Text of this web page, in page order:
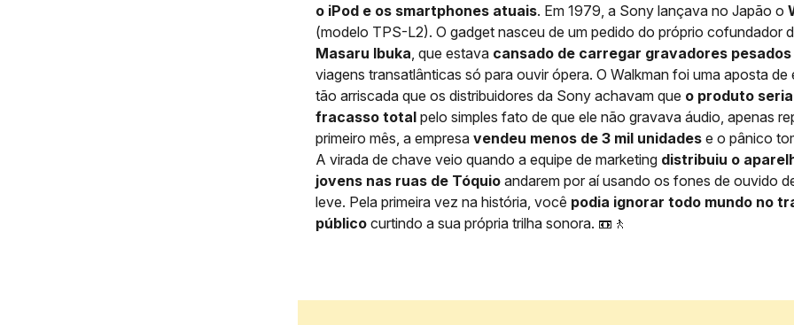
o iPod e os smartphones atuais. Em 1979, a Sony lançava no Japão o
(modelo TPS-L2). O gadget nasceu de um pedido do próprio cofundador
Masaru Ibuka , que estava cansado de carregar gravadores pesados
viagens transatlânticas só para ouvir ópera. O Walkman foi uma aposta de
tão arriscada que os distribuidores da Sony achavam que o produto
fracasso total pelo simples fato de que ele não gravava áudio, apenas
primeiro mês, a empresa vendeu menos de 3 mil unidades e o pânico
A virada de chave veio quando a equipe de marketing distribuiu o
jovens nas ruas de Tóquio andarem por aí usando os fones de ouvido
leve. Pela primeira vez na história, você podia ignorar todo mundo no
público curtindo a sua própria trilha sonora. 📼🚶